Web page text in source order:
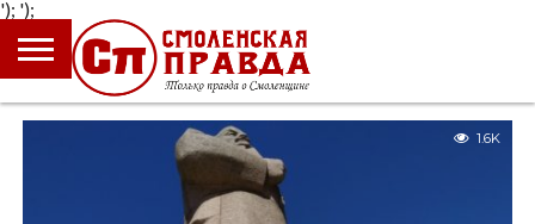
');
ГЛАВНАЯ
НОВОСТИ
ПРОИСШЕСТВИЯ
ПОЛИТИКА
КУЛЬТУРА
ЭКОНОМИКА
ОБЩЕСТВО
БЛОГИ
1.6K
');